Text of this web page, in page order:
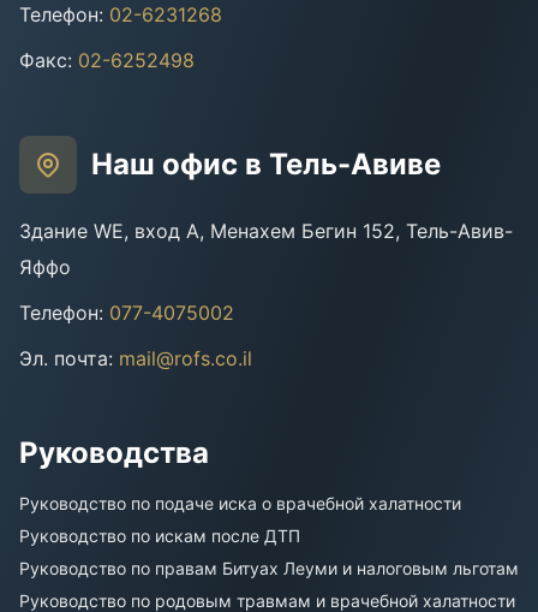
Телефон: 02-6231268
Факс: 02-6252498
Наш офис в Тель-Авиве
Здание WE, вход A, Менахем Бегин 152, Тель-Авив-
Яффо
Телефон: 077-4075002
Эл. почта: mail@rofs.co.il
Руководства
Руководство по подаче иска о врачебной халатности
Руководство по искам после ДТП
Руководство по правам Битуах Леуми и налоговым льготам
Руководство по родовым травмам и врачебной халатности